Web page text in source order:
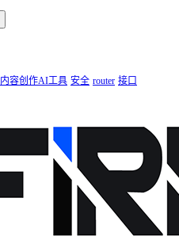
内容创作AI工具 安全 router 接口